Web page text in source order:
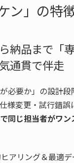
ン」の特
納品まで「
通貫で伴走
必要か」の設計
様変更・試行錯
同じ担当者がワ
アリング＆最適